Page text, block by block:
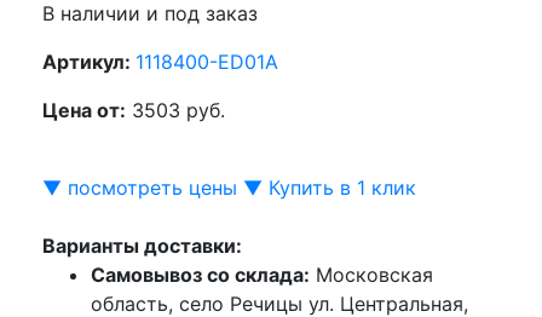
В наличии и под заказ
Артикул: 1118400-ED01A
Цена от: 3503 руб.
▼ посмотреть цены ▼ Купить в 1 клик
Варианты доставки:
Самовывоз со склада: Московская
область, село Речицы ул. Центральная,